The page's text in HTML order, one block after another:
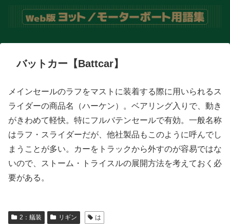
バットカー【Battcar】
メインセールのラフをマストに装着する際に用いられるス
ライダーの商品名（ハーケン）。ベアリング入りで、動き
がきわめて軽快。特にフルバテンセールで有効。一般名称
はラフ・スライダーだが、他社製品もこのように呼んでし
まうことが多い。カーをトラックから外すのが容易ではな
いので、ストーム・トライスルの展開方法を考えておく必
要がある。
2：艤装 リギン は